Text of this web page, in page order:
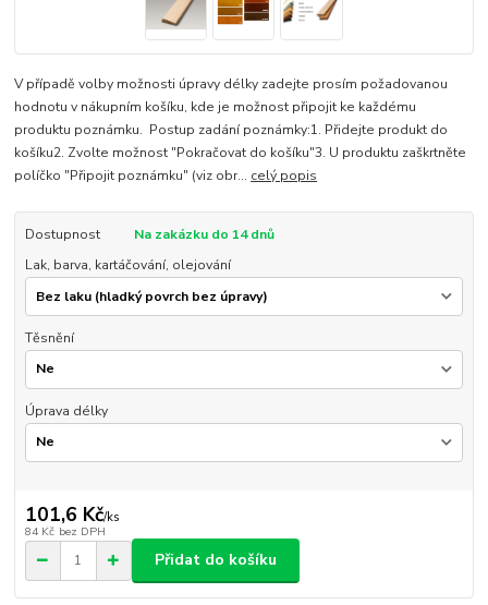
V případě volby možnosti úpravy délky zadejte prosím požadovanou
hodnotu v nákupním košíku, kde je možnost připojit ke každému
produktu poznámku. Postup zadání poznámky:1. Přidejte produkt do
košíku2. Zvolte možnost "Pokračovat do košíku"3. U produktu zaškrtněte
políčko "Připojit poznámku" (viz obr... celý popis
Dostupnost
Na zakázku do 14 dnů
Lak, barva, kartáčování, olejování
Těsnění
Úprava délky
101,6 Kč/ks
84 Kč bez DPH
Přidat do košíku